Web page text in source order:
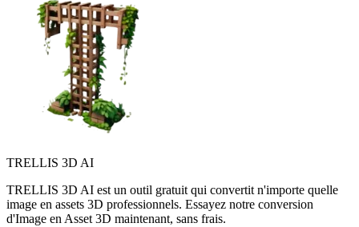
TRELLIS 3D AI
TRELLIS 3D AI est un outil gratuit qui convertit n'importe quelle
image en assets 3D professionnels. Essayez notre conversion
d'Image en Asset 3D maintenant, sans frais.